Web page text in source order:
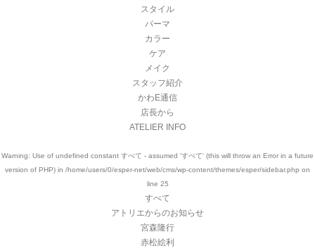
スタイル
パーマ
カラー
ケア
メイク
スタッフ紹介
かわE通信
店長から
ATELIER INFO
Warning: Use of undefined constant すべて - assumed 'すべて' (this will throw an Error in a future
version of PHP) in /home/users/0/esper-net/web/cms/wp-content/themes/esper/sidebar.php on
line 25
すべて
アトリエからのお知らせ
宮森隆行
赤松絵利